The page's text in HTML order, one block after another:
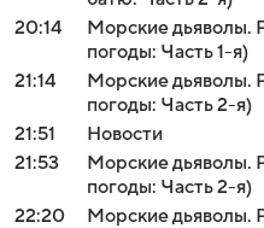
20:14
Морские дьяволы.
погоды: Часть 1-я)
21:14
Морские дьяволы.
погоды: Часть 2-я)
21:51
Новости
21:53
Морские дьяволы.
погоды: Часть 2-я)
22:20
Морские дьяволы.